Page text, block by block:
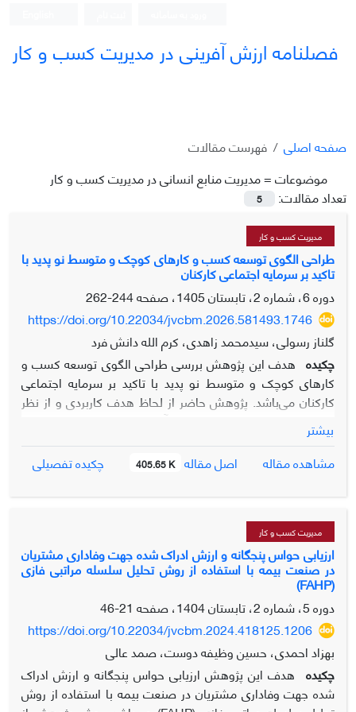
فصلنامه ارزش آفرینی در مدیریت کسب و کار
صفحه اصلی
فهرست مقالات
موضوعات =مدیریت منابع انسانی در مدیریت کسب و کار
تعداد مقالات:
5
مدیریت کسب و کار
طراحی الگوی توسعه کسب و کارهای کوچک و متوسط نو پدید با
تاکید بر سرمایه اجتماعی کارکنان
دوره 6، شماره 2، تابستان 1405، صفحه
244-262
https://doi.org/10.22034/jvcbm.2026.581493.1746
گلناز رسولی، سیدمحمد زاهدی، کرم الله دانش فرد
چکیده هدف این پژوهش بررسی طراحی الگوی توسعه کسب و
کارهای کوچک و متوسط نو پدید با تاکید بر سرمایه اجتماعی
کارکنان می‌باشد. پژوهش حاضر از لحاظ هدف کاربردی و از نظر
شیوه اجرا کیفی می‌باشد. جامعه آماری پژوهش شامل مدیران،
متخصصین و صاحبان کسب و کارهای کوچک و متوسط نو پدید
استان تهران می‌باشند که از بین آنها 21 نفر با استفاده از روش
نمونه‌گیری هدفمند از نوع گلوله برفی انتخاب شدند. برای گردآوری
داده‌های تحقیق از مصاحبه نیمه ساختارمند استفاده شد. فرایند
گردآوری داده‌ها تا سطح اشباع نظری ادامه یافت. برای تجزیه و
تحلیل از روش تحلیل مضمون استفاده شد. یافته‌های تحلیل شبکة
مضامین نشان داد 6 مضمون (سازمان‌دهنده) و 15 مضمون پایه
و 54 کد اولیه مؤلفه‌ها و مقوله‌های توسعه کسب و کارهای
کوچک و متوسط نو پدید با تاکید بر سرمایه اجتماعی کارکنان
هستند. مضامین (سازمان‌دهنده) در قالب‌ 6 بعد ارائه شد که
عبارت‌اند از: «قوانین و سیاست‌های اداری»، «شیوه‌های تولید
نوآورانه»، «منابع انسانی و یادگیری سازمانی»، «توانمندسازی و
توسعه دانش نیروی انسانی»، «حمایت‌های مالی»، «ایجاد و
توسعه زیرساخت‌ها» به‌دست آمد. کسب و کارهای کوچک و
متوسط نوپدید از راهکارهای بسیار مؤثر و اساسی جهت توسعه
بیشتر
مشاهده مقاله
اصل مقاله 405.65 K چکیده تفصیلی
مدیریت کسب و کار
ارزیابی حواس پنجگانه و ارزش ادراک شده جهت وفاداری مشتریان
در صنعت بیمه با استفاده از روش تحلیل سلسله مراتبی فازی
(FAHP)
دوره 5، شماره 2، تابستان 1404، صفحه
21-46
https://doi.org/10.22034/jvcbm.2024.418125.1206
بهزاد احمدی، حسین وظیفه دوست، صمد عالی
چکیده هدف این پژوهش ارزیابی حواس پنجگانه و ارزش ادراک
شده جهت وفاداری مشتریان در صنعت بیمه با استفاده از روش